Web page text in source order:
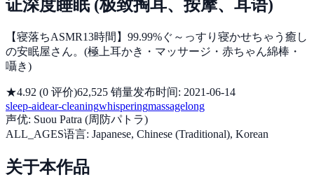
证深度睡眠 (极致掏耳、按摩、耳语)
【寝落ちASMR13時間】99.99%ぐ～っすり寝かせちゃう癒し
の安眠屋さん。(極上耳かき・マッサージ・赤ちゃん綿棒・
囁き)
★4.92 (0 评价)62,525 销量发布时间: 2021-06-14
sleep-aidear-cleaningwhisperingmassagelong
声优: Suou Patra (周防パトラ)
ALL_AGES语言: Japanese, Chinese (Traditional), Korean
关于本作品